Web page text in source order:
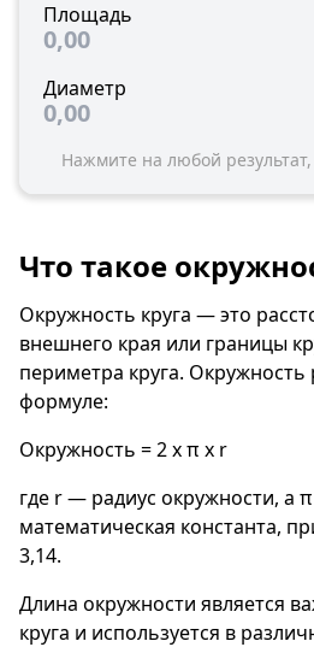
Площадь
0,00
Диаметр
0,00
Нажмите на любой
Что такое
Окружность круга — это
внешнего края или границы
периметра круга. Окружность
формуле:
Окружность = 2 x π x r
где r — радиус окружности, а
математическая константа,
3,14.
Длина окружности является
круга и используется в